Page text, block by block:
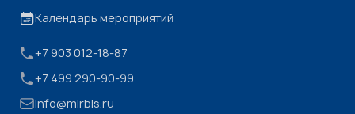
Календарь мероприятий
+7 903 012-18-87
+7 499 290-90-99
info@mirbis.ru